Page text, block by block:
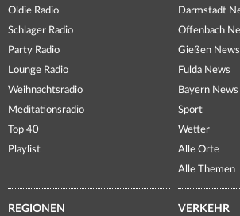
Oldie Radio
Schlager Radio
Party Radio
Lounge Radio
Weihnachtsradio
Meditationsradio
Top 40
Playlist
Darmstadt
Offenbach
Gießen News
Fulda News
Bayern News
Sport
Wetter
Alle Orte
Alle Themen
REGIONEN VERKEHR